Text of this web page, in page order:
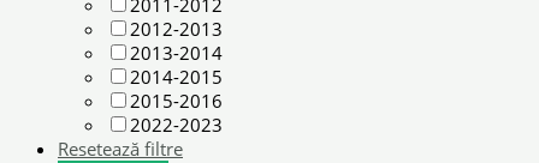
2011-2012
2012-2013
2013-2014
2014-2015
2015-2016
2022-2023
Resetează filtre